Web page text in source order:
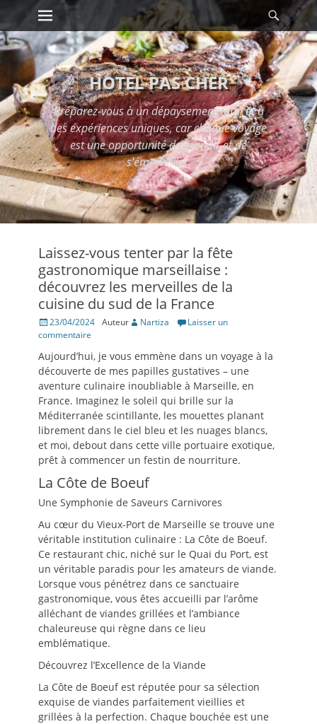
Passer
au
contenu
Premier menu
HOTEL PAS CHER
Préparez-vous à un dépaysement total et à
des expériences uniques, car chaque voyage
est une opportunité de grandir et de
s'émerveiller.
Laissez-vous tenter par la fête
gastronomique marseillaise :
découvrez les merveilles de la
cuisine du sud de la France
Posté
le
23/04/2024 Auteur Nartiza
Laisser un
commentaire
Aujourd’hui, je vous emmène dans un voyage à la
découverte de mes papilles gustatives – une
aventure culinaire inoubliable à Marseille, en
France. Imaginez le soleil qui brille sur la
Méditerranée scintillante, les mouettes planant
librement dans le ciel bleu et les nuages blancs,
et moi, debout dans cette ville portuaire exotique,
prêt à commencer un festin de nourriture.
La Côte de Boeuf
Une Symphonie de Saveurs Carnivores
Au cœur du Vieux-Port de Marseille se trouve une
véritable institution culinaire : La Côte de Boeuf.
Ce restaurant chic, niché sur le Quai du Port, est
un véritable paradis pour les amateurs de viande.
Lorsque vous pénétrez dans ce sanctuaire
gastronomique, vous êtes accueilli par l’arôme
alléchant de viandes grillées et l’ambiance
chaleureuse qui règne dans ce lieu
emblématique.
Découvrez l’Excellence de la Viande
La Côte de Boeuf est réputée pour sa sélection
exquise de viandes parfaitement vieillies et
grillées à la perfection. Chaque bouchée est une